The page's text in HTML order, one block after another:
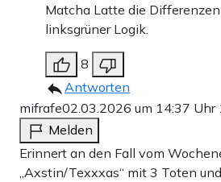
Matcha Latte die Differenzen
linksgrüner Logik.
8
Antworten
mifrafe02.03.2026 um 14:37 Uhr
Melden
Erinnert an den Fall vom
„Axstin/Texxxas“ mit 3 Toten